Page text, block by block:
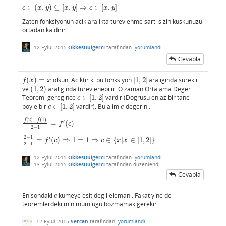
c ∈ (x, y) ⊆ [x, y] ⇒ c ∈ [x, y]
c∈( x,y)⊆[x y]⇒ c∈ [x y]
Zaten fonksiyonun acik aralikta turevlenme sarti sizin kuskunuzu
ortadan kaldirir..
12 Eylül 2015 OkkesDulgerci tarafından yorumlandı
Cevapla
f(x) = x
f(x)=x olsun. Aciktir ki bu fonksiyon [1, 2]
1, 2] araliginda surekli
ve (1, 2)
(1,2) araliginda turevlenebilir. O zaman Ortalama Deger
Teoremi geregince c ∈ [1, 2]
c∈[ ,2]
vardir (Dogrusu en az bir tane
boyle bir c ∈ [1, 2]
c∈[ ,2] vardir). Bulalimc
cdegerini.
f(2)− f(1)
2−1 = f′(c)
f(2)−f(1)2 −1= f′(c)
2−1
2−1 = f′(c) ⇒ 1 = 1 ⇒ c ∈ {x |x ∈ [1,2]}
2−12 −1 =f′(c)⇒ 1= 1⇒ c∈ {x |x ∈[ 1, 2]}
12 Eylül 2015 OkkesDulgerci tarafından yorumlandı
13 Eylül 2015 OkkesDulgerci tarafından düzenlendi
Cevapla
En sondaki c
ckumeye esit degil elemani. Fakat yine de
teoremlerdeki minimumlugu bozmamak gerekir.
12 Eylül 2015 Sercan tarafından yorumlandı